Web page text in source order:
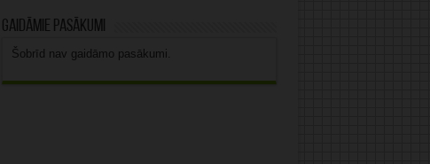
Gaidāmie pasākumi
Šobrīd nav gaidāmo pasākumi.